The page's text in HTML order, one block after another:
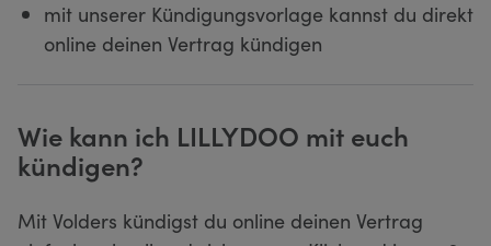
mit unserer Kündigungsvorlage kannst du direkt
online deinen Vertrag kündigen
Wie kann ich LILLYDOO mit euch
kündigen?
Mit Volders kündigst du online deinen Vertrag